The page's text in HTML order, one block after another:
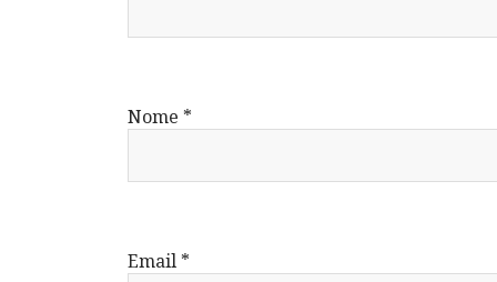
Nome *
Email *